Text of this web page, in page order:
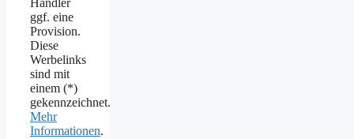
Händler
ggf. eine
Provision.
Diese
Werbelinks
sind mit
einem (*)
gekennzeichnet.
Mehr
Informationen.